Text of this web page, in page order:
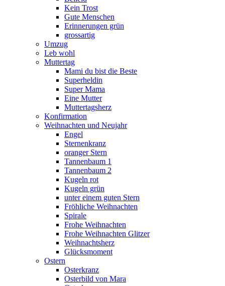
Kein Trost
Gute Menschen
Erinnerungen grün
grossartig
Umzug
Leb wohl
Muttertag
Mami du bist die Beste
Superheldin
Super Mama
Eine Mutter
Muttertagsherz
Konfirmation
Weihnachten und Neujahr
Engel
Sternenkranz
oranger Stern
Tannenbaum 1
Tannenbaum 2
Kugeln rot
Kugeln grün
unter einem guten Stern
Fröhliche Weihnachten
Spirale
Frohe Weihnachten
Frohe Weihnachten Glitzer
Weihnachtsherz
Glücksmoment
Ostern
Osterkranz
Osterbild von Mara